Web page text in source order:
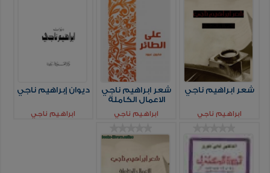
شعر ابراهيم ناجي
ابراهيم ناجي
شعر ابراهيم ناجي
الاعمال الكاملة
ابراهيم ناجي
ديوان إبراهيم ناجي
ابراهيم ناجي